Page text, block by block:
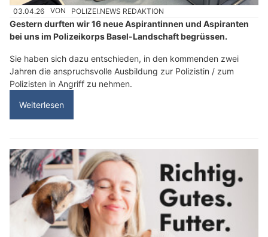
03.04.26 VON POLIZEI.NEWS REDAKTION
Gestern durften wir 16 neue Aspirantinnen und Aspiranten
bei uns im Polizeikorps Basel-Landschaft begrüssen.
Sie haben sich dazu entschieden, in den kommenden zwei
Jahren die anspruchsvolle Ausbildung zur Polizistin / zum
Polizisten in Angriff zu nehmen.
Weiterlesen